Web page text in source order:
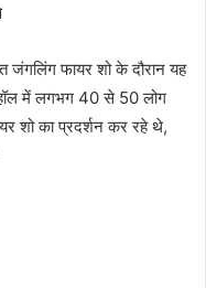
जंगलिंग फायर शो के दौरान यह
में लगभग 40 से 50 लोग
शो का प्रदर्शन कर रहे थे,